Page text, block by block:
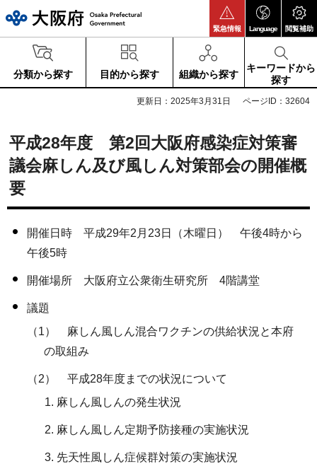
緊急情報 Language 閲覧補助
分類から探す 目的から探す 組織から探す
キーワードから
探す
更新日：2025年3月31日 ページID：32604
平成28年度 第2回大阪府感染症対策審
議会麻しん及び風しん対策部会の開催概
要
開催日時 平成29年2月23日（木曜日） 午後4時から
午後5時
開催場所 大阪府立公衆衛生研究所 4階講堂
議題
（1） 麻しん風しん混合ワクチンの供給状況と本府
の取組み
（2） 平成28年度までの状況について
麻しん風しんの発生状況
麻しん風しん定期予防接種の実施状況
先天性風しん症候群対策の実施状況